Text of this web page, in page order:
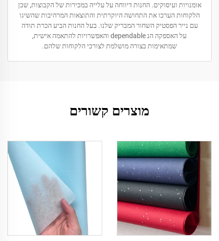
אומנויות ועיסוקים. החנות דיווחה על עלייה במכירות של הקבוצות, שכן
הלקוחות הערכו את התחושה היוקרתית והתוצאות המרהיבות שהשיגו
עם נייר הפסטיק השחור המבריק שלנו. בעל החנות הביע הכרת תודה
על האספקה הנ dependable והאפשרויות להתאמה אישית,
שמתאימות בצורה מושלמת לצורכי הלקוחות שלהם.
מוצרים קשורים